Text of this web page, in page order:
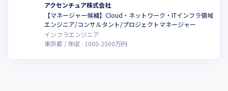
アクセンチュア株式会社
【マネージャー候補】Cloud・ネットワーク・ITインフラ領域
エンジニア/コンサルタント/プロジェクトマネージャー
インフラエンジニア
東京都
年収 : 1000-2500万円